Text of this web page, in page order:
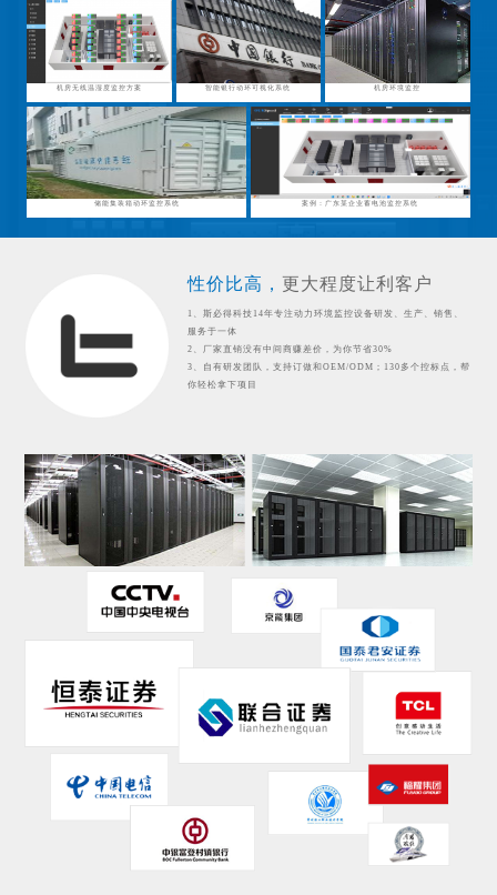
机房无线温湿度监控方案 智能银行动环可视化系统 机房环境监控
储能集装箱动环监控系统 案例：广东某企业蓄电池监控系统
性价比高， 更大程度让利客户
1、斯必得科技14年专注动力环境监控设备研发、生产、销售、
服务于一体
2、厂家直销没有中间商赚差价，为你节省30%
3、自有研发团队，支持订做和OEM/ODM；130多个控标点，帮
你轻松拿下项目